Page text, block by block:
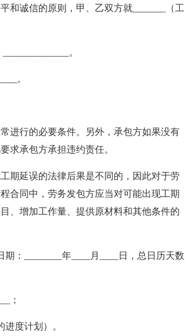
和诚信的原则，甲、乙双方就_______（工
。
。
进行的必要条件。另外，承包方如果没有
求承包方承担违约责任。
期延误的法律后果是不同的，因此对于劳
合同中，劳务发包方应当对可能出现工期
、增加工作量、提供原材料和其他条件的
：________年____月____日，总日历天数
；
度计划）。